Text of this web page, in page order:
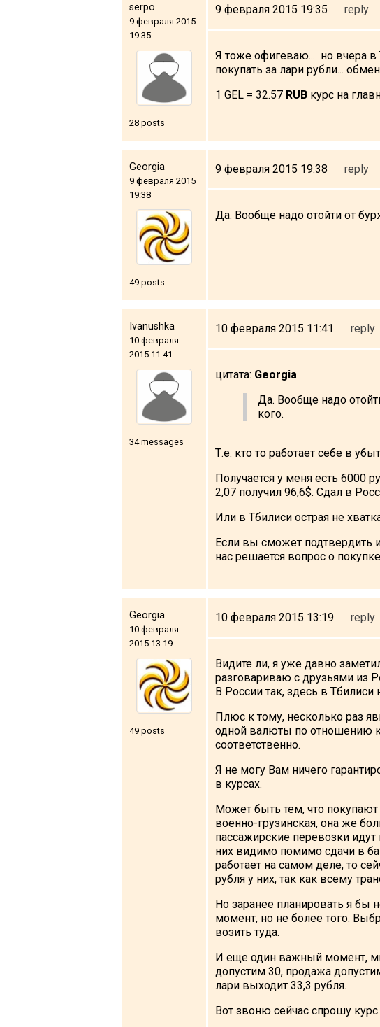
serpo
9 февраля 2015
19:35
28 posts
9 февраля 2015 19:35 reply
Я тоже офигеваю... но вчера в
покупать за лари рубли...
1 GEL = 32.57 RUB курс на
Georgia
9 февраля 2015
19:38
49 posts
9 февраля 2015 19:38 reply
Да. Вообще надо отойти от
Ivanushka
10 февраля
2015 11:41
34 messages
10 февраля 2015 11:41 reply
цитата: Georgia
Да. Вообще надо
кого.
Т.е. кто то работает себе в
Получается у меня есть 6000
2,07 получил 96,6$. Сдал в
Или в Тбилиси острая не
Если вы сможет подтвердить
нас решается вопрос о
Georgia
10 февраля
2015 13:19
49 posts
10 февраля 2015 13:19 reply
Видите ли, я уже давно
разговариваю с друзьями из
В России так, здесь в Тбилиси
Плюс к тому, несколько раз
одной валюты по отношению к
соответственно.
Я не могу Вам ничего
в курсах.
Может быть тем, что покупают
военно-грузинская, она же
пассажирские перевозки идут
них видимо помимо сдачи в
работает на самом деле, то
рубля у них, так как всему
Но заранее планировать я бы
момент, но не более того.
возить туда.
И еще один важный момент,
допустим 30, продажа
лари выходит 33,3 рубля.
Вот звоню сейчас спрошу курс.